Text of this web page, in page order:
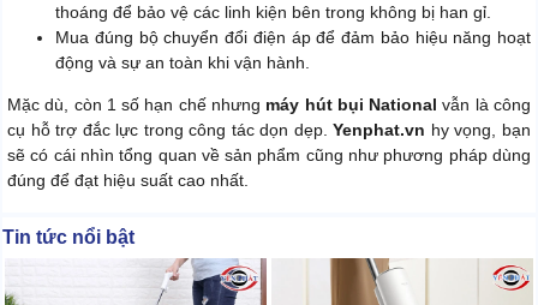
thoáng để bảo vệ các linh kiện bên trong không bị han gỉ.
Mua đúng bộ chuyển đổi điện áp để đảm bảo hiệu năng hoạt
động và sự an toàn khi vận hành.
Mặc dù, còn 1 số hạn chế nhưng máy hút bụi National vẫn là công
cụ hỗ trợ đắc lực trong công tác dọn dẹp.Yenphat.vn hy vọng, bạn
sẽ có cái nhìn tổng quan về sản phẩm cũng như phương pháp dùng
đúng để đạt hiệu suất cao nhất.
Tin tức nổi bật